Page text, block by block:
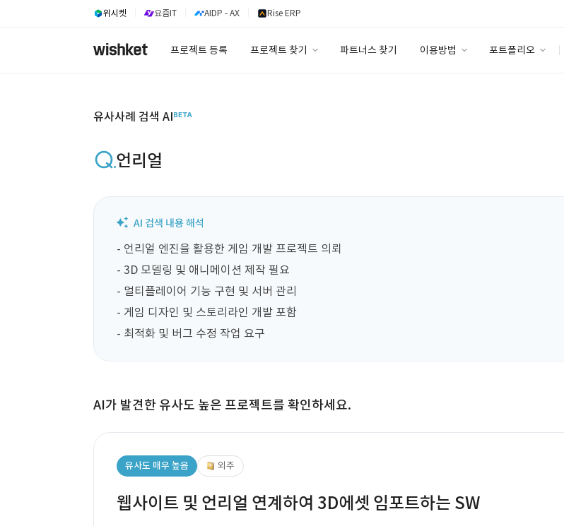
위시켓 요즘IT AIDP - AX Rise ERP
프로젝트 등록 프로젝트 찾기 파트너스 찾기 이용방법 포트폴리오
유사사례 검색 AI
언리얼
- 언리얼 엔진을 활용한 게임 개발 프로젝트 의뢰
- 3D 모델링 및 애니메이션 제작 필요
- 멀티플레이어 기능 구현 및 서버 관리
- 게임 디자인 및 스토리라인 개발 포함
- 최적화 및 버그 수정 작업 요구
AI가 발견한 유사도 높은 프로젝트를 확인하세요.
유사도 매우 높음 외주
웹사이트 및 언리얼 연계하여 3D에셋 임포트하는 SW